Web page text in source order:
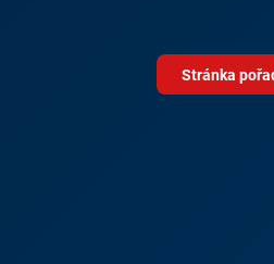
Stránka